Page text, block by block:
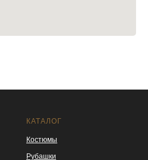
КАТАЛОГ
Костюмы
Рубашки